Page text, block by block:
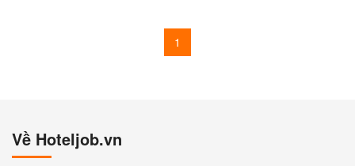
1
Về Hoteljob.vn